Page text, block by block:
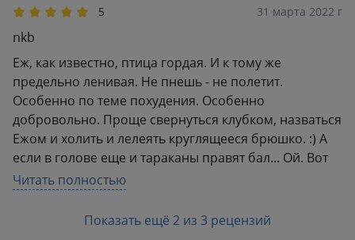
5 31 марта 2022 г
nkb
Еж, как известно, птица гордая. И к тому же
предельно ленивая. Не пнешь - не полетит.
Особенно по теме похудения. Особенно
добровольно. Проще свернуться клубком, назваться
Ежом и холить и лелеять круглящееся брюшко. :) А
если в голове еще и тараканы правят бал... Ой. Вот
тогда точно вам нужна эта книжка. Как и мне. Как и
всем, кто сворачивается, тараканится и худеет-
набирает тот же вес с прибытком раз за разом.Это
книга-учебник, книга-рабочая тетрадь. Беспощадно
Читать полностью
Показать ещё 2 из 3 рецензий